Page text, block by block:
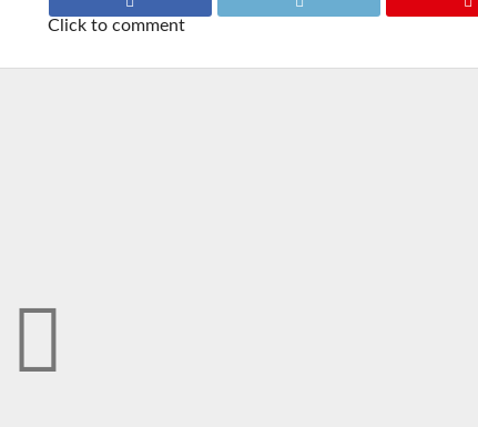
Click to comment